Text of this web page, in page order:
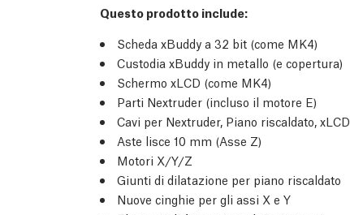
Questo prodotto include:
Scheda xBuddy a 32 bit (come MK4)
Custodia xBuddy in metallo (e copertura)
Schermo xLCD (come MK4)
Parti Nextruder (incluso il motore E)
Cavi per Nextruder, Piano riscaldato, xLCD
Aste lisce 10 mm (Asse Z)
Motori X/Y/Z
Giunti di dilatazione per piano riscaldato
Nuove cinghie per gli assi X e Y